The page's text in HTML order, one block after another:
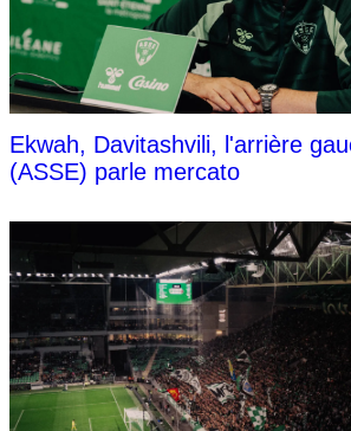
Ekwah, Davitashvili, l'arrière
(ASSE) parle mercato